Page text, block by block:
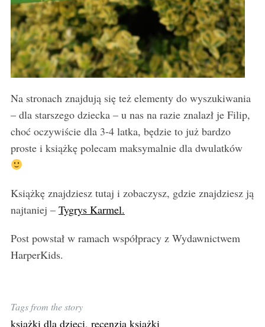
Na stronach znajdują się też elementy do wyszukiwania
– dla starszego dziecka – u nas na razie znalazł je Filip,
choć oczywiście dla 3-4 latka, będzie to już bardzo
proste i książkę polecam maksymalnie dla dwulatków
Książkę znajdziesz tutaj i zobaczysz, gdzie znajdziesz ją
najtaniej – Tygrys Karmel.
Post powstał w ramach współpracy z Wydawnictwem
HarperKids.
Tags from the story
książki dla dzieci, recenzja książki